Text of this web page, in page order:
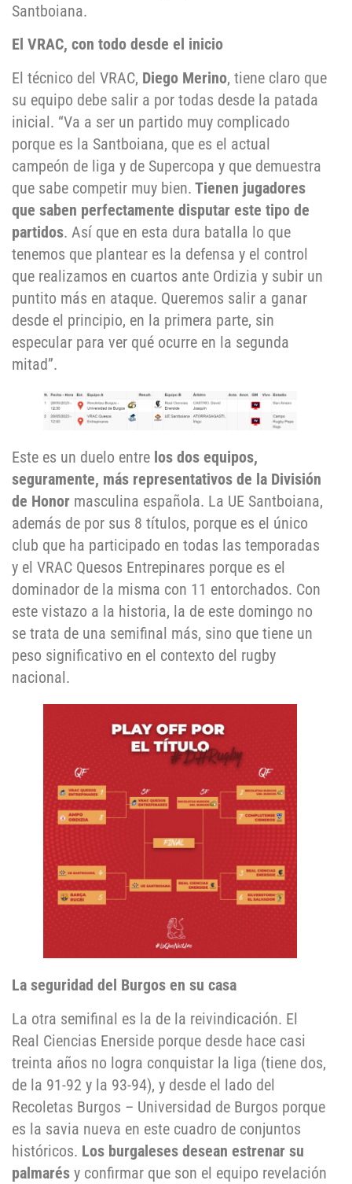
Santboiana.
El VRAC, con todo desde el inicio
El técnico del VRAC, Diego Merino, tiene claro que
su equipo debe salir a por todas desde la patada
inicial. “Va a ser un partido muy complicado
porque es la Santboiana, que es el actual
campeón de liga y de Supercopa y que demuestra
que sabe competir muy bien. Tienen jugadores
que saben perfectamente disputar este tipo de
partidos. Así que en esta dura batalla lo que
tenemos que plantear es la defensa y el control
que realizamos en cuartos ante Ordizia y subir un
puntito más en ataque. Queremos salir a ganar
desde el principio, en la primera parte, sin
especular para ver qué ocurre en la segunda
mitad”.
Este es un duelo entre los dos equipos,
seguramente, más representativos de la División
de Honor masculina española. La UE Santboiana,
además de por sus 8 títulos, porque es el único
club que ha participado en todas las temporadas
y el VRAC Quesos Entrepinares porque es el
dominador de la misma con 11 entorchados. Con
este vistazo a la historia, la de este domingo no
se trata de una semifinal más, sino que tiene un
peso significativo en el contexto del rugby
nacional.
La seguridad del Burgos en su casa
La otra semifinal es la de la reivindicación. El
Real Ciencias Enerside porque desde hace casi
treinta años no logra conquistar la liga (tiene dos,
de la 91-92 y la 93-94), y desde el lado del
Recoletas Burgos – Universidad de Burgos porque
es la savia nueva en este cuadro de conjuntos
históricos. Los burgaleses desean estrenar su
palmarés y confirmar que son el equipo revelación